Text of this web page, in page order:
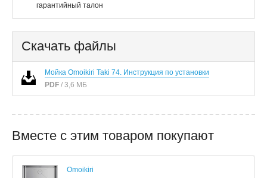
гарантийный талон
Скачать файлы
Мойка Omoikiri Taki 74. Инструкция по установки
PDF / 3,6 МБ
Вместе с этим товаром покупают
Omoikiri